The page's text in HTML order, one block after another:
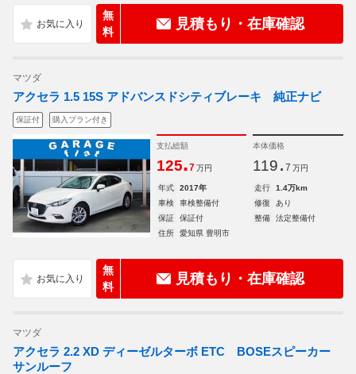
無
料
見積もり・在庫確認
マツダ
アクセラ 1.5 15S アドバンスドシティブレーキ 純正ナビ
保証付 購入プラン付き
支払総額
125.7 万円
本体価格
119. 7 万円
年式 2017年 走行
1.4万km
車検
車検整備付 修復
あり
保証
保証付 整備
法定整備付
住所
愛知県 豊明市
無
料
見積もり・在庫確認
マツダ
アクセラ 2.2 XD ディーゼルターボ ETC BOSEスピーカー
サンルーフ